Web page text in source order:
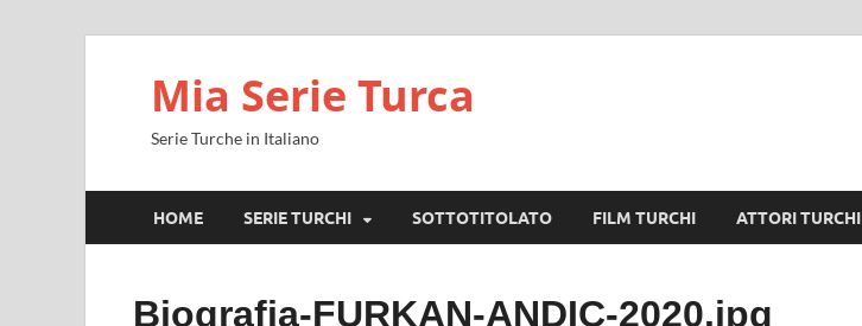
Mia Serie Turca
Serie Turche in Italiano
HOME SERIE TURCHI SOTTOTITOLATO FILM TURCHI ATTORI TURCHI
Biografia-FURKAN-ANDIC-2020.jpg